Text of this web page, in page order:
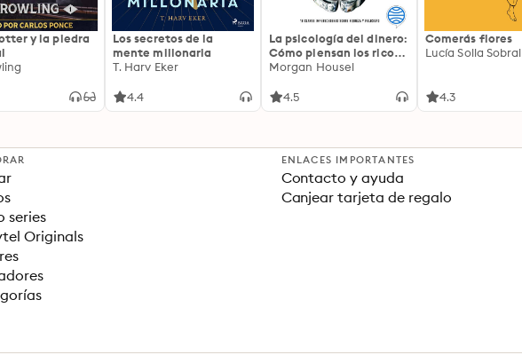
y la piedra
Los secretos de la
mente millonaria
T. Harv Eker
4.4
La psicología del dinero:
Cómo piensan los ricos:
18 claves imperecederas
Morgan Housel
4.5
Comerás flores
Lucía Solla Sobral
4.3
series
Originals
ENLACES IMPORTANTES
Contacto y ayuda
Canjear tarjeta de regalo